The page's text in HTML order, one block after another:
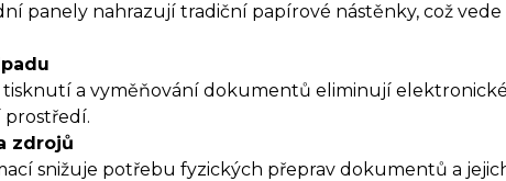
panely nahrazují tradiční papírové nástěnky, což
a vyměňování dokumentů eliminují
prostředí.
zdrojů
snižuje potřebu fyzických přeprav dokumentů a